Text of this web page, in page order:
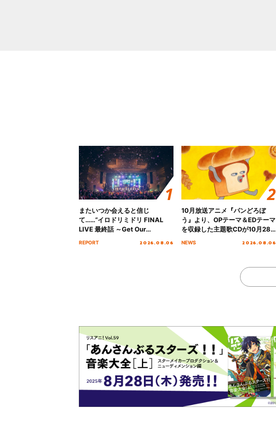
またいつか会えると信じ
て……“イロドリミドリ FINAL
LIVE 最終話 ～Get Our
REPORT 2026.08.06
10月放送アニメ『パンどろぼ
う』より、OPテーマ＆EDテーマ
を収録した主題歌CDが10月28
NEWS 2026.08.06